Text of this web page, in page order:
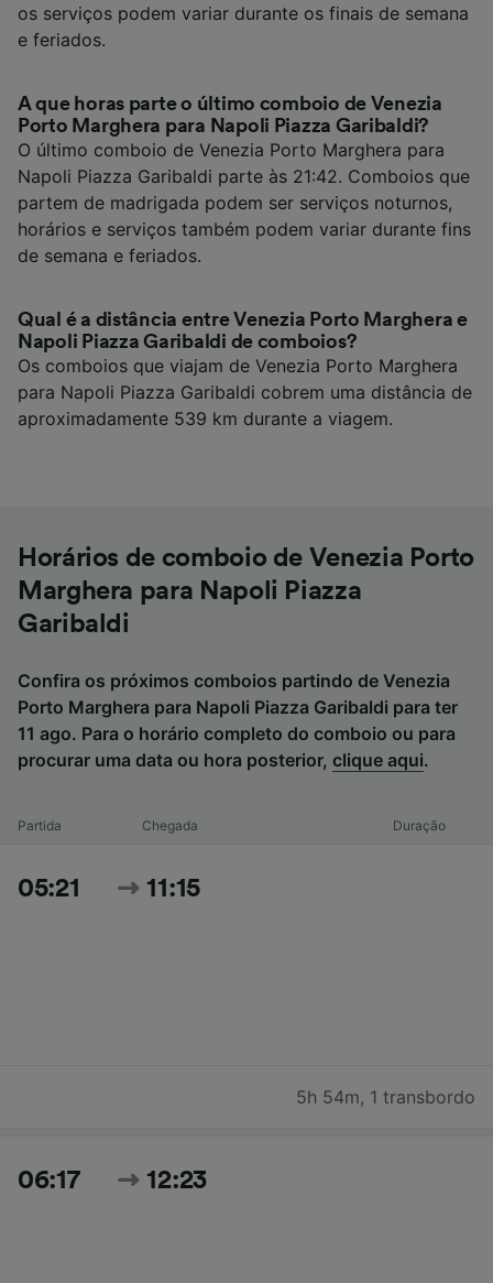
os serviços podem variar durante os finais de semana
e feriados.
A que horas parte o último comboio de Venezia
Porto Marghera para Napoli Piazza Garibaldi?
O último comboio de Venezia Porto Marghera para
Napoli Piazza Garibaldi parte às 21:42. Comboios que
partem de madrigada podem ser serviços noturnos,
horários e serviços também podem variar durante fins
de semana e feriados.
Qual é a distância entre Venezia Porto Marghera e
Napoli Piazza Garibaldi de comboios?
Os comboios que viajam de Venezia Porto Marghera
para Napoli Piazza Garibaldi cobrem uma distância de
aproximadamente 539 km durante a viagem.
Horários de comboio de Venezia Porto
Marghera para Napoli Piazza
Garibaldi
Confira os próximos comboios partindo de Venezia
Porto Marghera para Napoli Piazza Garibaldi para ter
11 ago. Para o horário completo do comboio ou para
procurar uma data ou hora posterior, clique aqui.
Partida Chegada Duração
05:21 11:15
5h 54m, 1 transbordo
06:17 12:23